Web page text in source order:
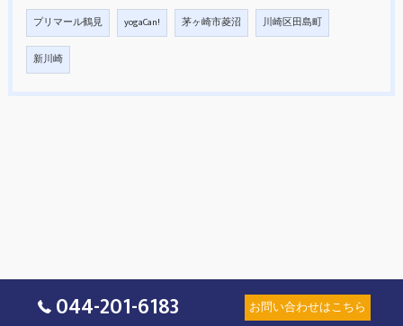
プリマール鶴見 yogaCan! 茅ヶ崎市菱沼 川崎区田島町
新川崎
044-201-6183 お問い合わせはこちら